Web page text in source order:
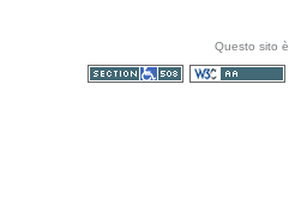
Questo sito